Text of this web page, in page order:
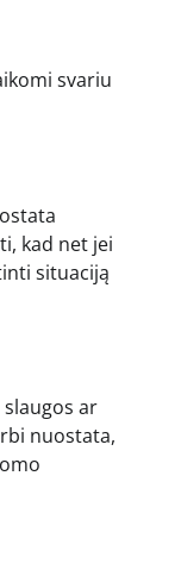
svariu
kad net jei
situaciją
ar
nuostata,